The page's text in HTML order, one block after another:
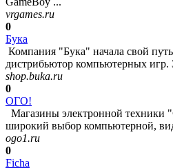
vrgames.ru
0
Бука
Компания "Бука" начала свой
дистрибьютор компьютерных игр.
shop.buka.ru
0
ОГО!
Магазины электронной техники
широкий выбор компьютерной,
ogo1.ru
0
Ficha